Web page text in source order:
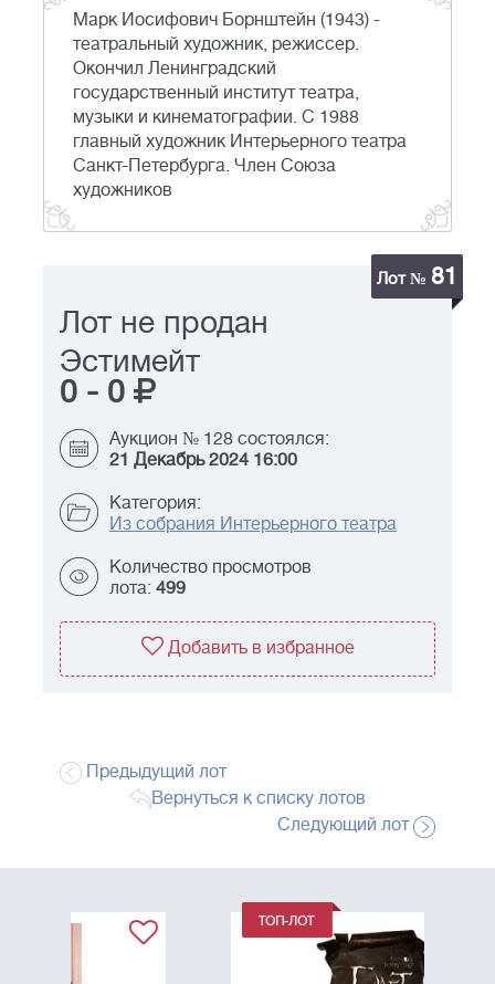
Марк Иосифович Борнштейн (1943) -
театральный художник, режиссер.
Окончил Ленинградский
государственный институт театра,
музыки и кинематографии. С 1988
главный художник Интерьерного театра
Санкт-Петербурга. Член Союза
художников
Лот № 81
Лот не продан
Эстимейт
0 - 0
Аукцион № 128 состоялся:
21 Декабрь 2024 16:00
Категория:
Из собрания Интерьерного театра
Количество просмотров
лота: 499
Добавить в избранное
Предыдущий лот
Вернуться к списку лотов
Следующий лот